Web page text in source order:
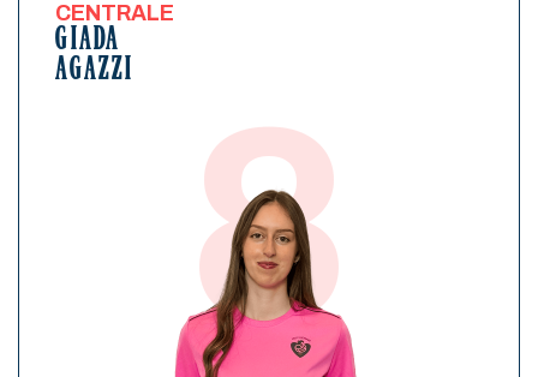
8
CENTRALE
GIADA
AGAZZI